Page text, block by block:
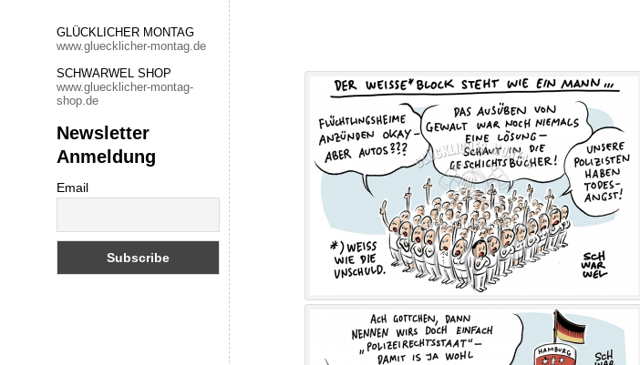
GLÜCKLICHER MONTAG
www.gluecklicher-montag.de
SCHWARWEL SHOP
www.gluecklicher-montag-
shop.de
Newsletter
Anmeldung
Email